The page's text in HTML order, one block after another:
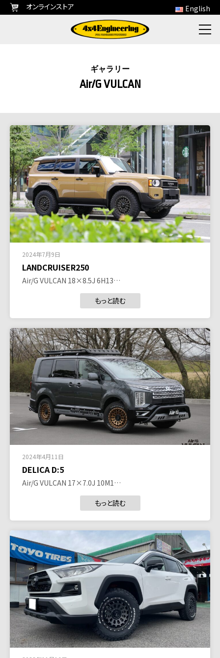
オンラインストア English
ギャラリー
Air/G VULCAN
2024年7月9日
LANDCRUISER250
Air/G VULCAN 18×8.5J 6H13…
もっと読む
2024年4月11日
DELICA D:5
Air/G VULCAN 17×7.0J 10M1…
もっと読む